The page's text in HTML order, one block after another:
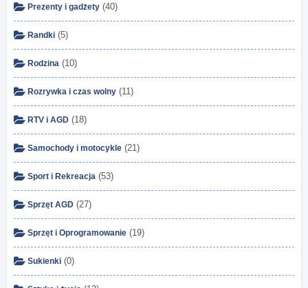
Prezenty i gadżety (40)
Randki (5)
Rodzina (10)
Rozrywka i czas wolny (11)
RTV i AGD (18)
Samochody i motocykle (21)
Sport i Rekreacja (53)
Sprzęt AGD (27)
Sprzęt i Oprogramowanie (19)
Sukienki (0)